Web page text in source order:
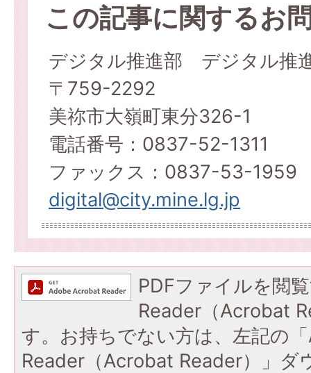
この記事に関するお
デジタル推進部 デジタル推
〒759-2292
美祢市大嶺町東分326-1
電話番号：0837-52-1311
ファックス：0837-53-1959
digital@city.mine.lg.jp
PDFファイルを閲
Reader（Acrobat
す。お持ちでない方は、左記の
Reader（Acrobat Reader）」ダ